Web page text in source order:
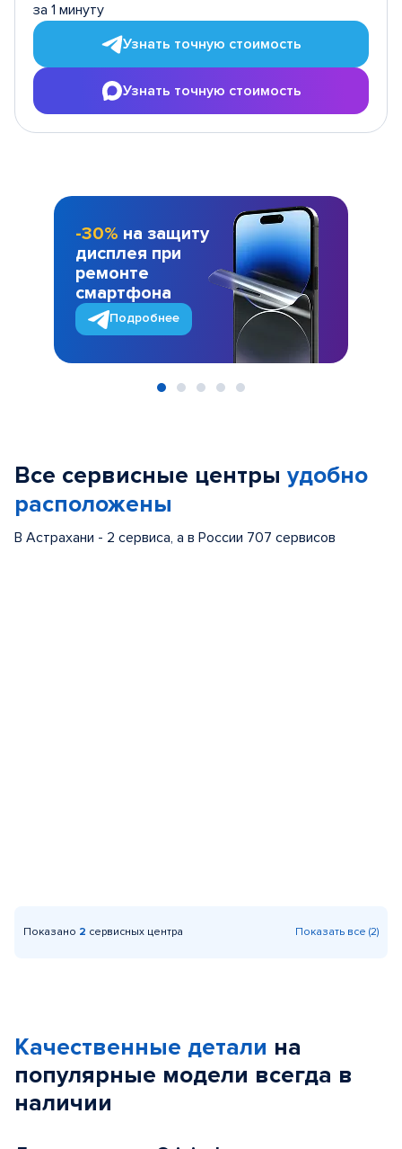
за 1 минуту
Узнать точную стоимость
Узнать точную стоимость
-30% на защиту
дисплея при
ремонте
смартфона
Подробнее
Все сервисные центры удобно
расположены
В Астрахани - 2 сервиса, а в России 707 сервисов
Показано 2 сервисных центра Показать все (2)
Качественные детали на
популярные модели всегда в
наличии